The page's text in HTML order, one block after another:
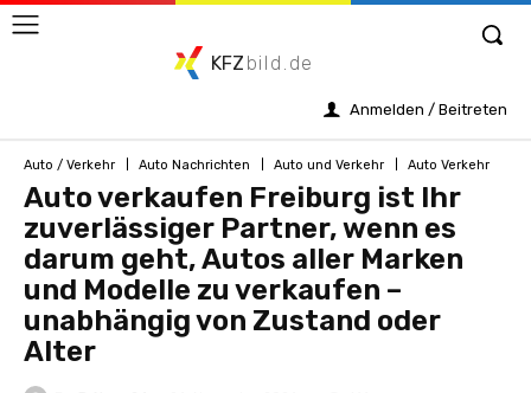
KFZ bild.de
Anmelden / Beitreten
Auto / Verkehr Auto Nachrichten Auto und Verkehr Auto Verkehr
Auto verkaufen Freiburg ist Ihr
zuverlässiger Partner, wenn es
darum geht, Autos aller Marken
und Modelle zu verkaufen –
unabhängig von Zustand oder
Alter